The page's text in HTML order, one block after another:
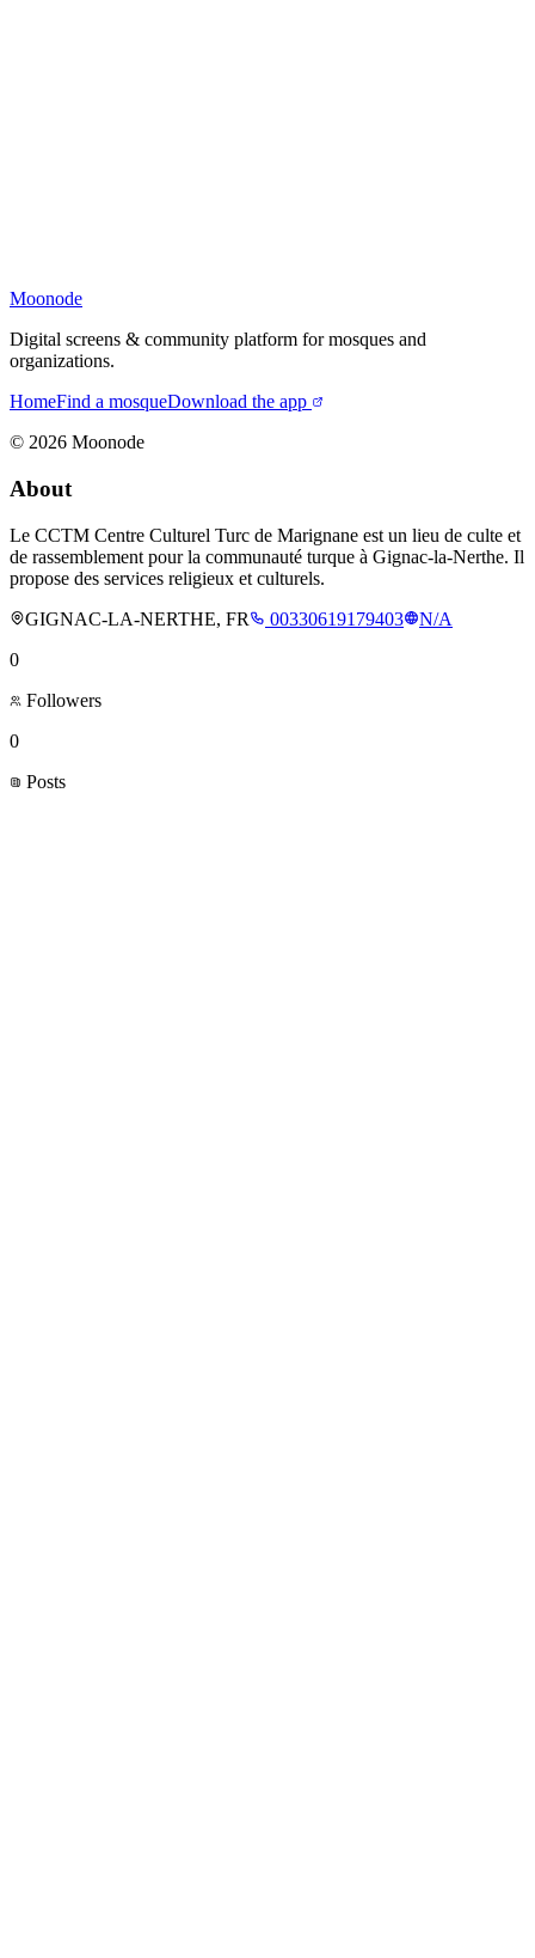
Moonode
Digital screens & community platform for mosques and
organizations.
HomeFind a mosqueDownload the app
© 2026 Moonode
About
Le CCTM Centre Culturel Turc de Marignane est un lieu de culte et
de rassemblement pour la communauté turque à Gignac-la-Nerthe. Il
propose des services religieux et culturels.
GIGNAC-LA-NERTHE, FR
00330619179403
N/A
0
Followers
0
Posts